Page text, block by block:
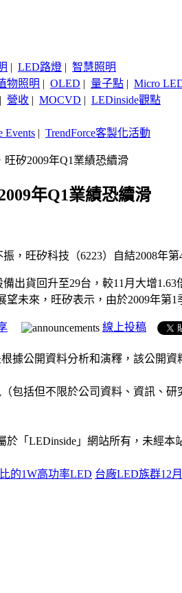
| LED路燈 | 智慧照明
物照明 | OLED | 量子點 | Micro
| 營收 | MOCVD | LEDinside觀點
Events | TrendForce客製化活動
矽2009年Q1業績恐續滑
年Q1業績恐續滑
，旺矽科技（6223）自結2008年
出貨回升至29台，較11月大增
望未來，旺矽表示，由於2009年
線上投稿
據公開資料分析和演釋，該公開
包括但不限於公司資料、資訊、
於「LEDinside」網站所有，未經
的1W高功率LED 台廠LED族群12